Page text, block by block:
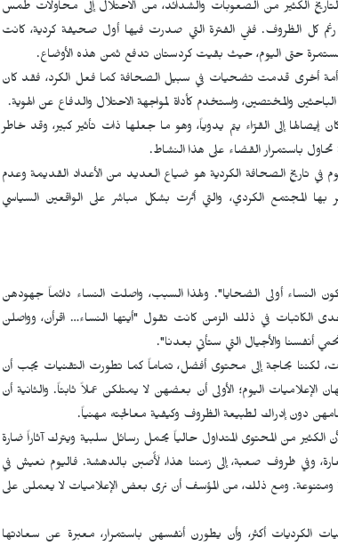
الكثير من الصعوبات والشدائد، من الاحتلال إلى محاولات طمس
كل الظروف. ففي الفترة التي صدرت فيها أول صحيفة كردية، كانت
حتى اليوم، حيث بقيت كردستان تدفع ثمن هذه الأوضاع.
أمة أخرى قدمت تضحيات في سبيل الصحافة كما فعل الكرد، فقد كان
والمختصين، واستخدم كأداة لمواجهة الاحتلال والدفاع عن الهوية.
إلى القرّاء يتم يدوياً، وهو ما جعلها ذات تأثير كبير، وقد خاطر
باستمرار القضاء على هذا النشاط.
في تاريخ الصحافة الكردية هو ضياع العديد من الأعداد القديمة وعدم
المجتمع الكردي، والتي أثرت بشكل مباشر على الواقعين السياسي
النساء أولى الضحايا". ولهذا السبب، واصلت النساء دائماً جهودهن
الكاتبات في ذلك الزمن كانت تقول "أيتها النساء… اقرأن، وواصلن
أنفسنا والأجيال التي ستأتي بعدنا".
لكننا بحاجة إلى محتوى أفضل، تماماً كما تطورت التقنيات يجب أن
اليوم؛ الأولى أن بعضهن لا يمتلكن عملاً ثابتاً. والثانية أن
دون إدراك لطبيعة الظروف وكيفية معالجته مهنياً.
الكثير من المحتوى المتداول حالياً يحمل رسائل سلبية ويترك آثاراً ضارة
وفي ظروف صعبة، إلى زمننا هذا، لَأُصبن بالدهشة. فاليوم نعيش في
ومتنوعة. ومع ذلك، من المؤسف أن نرى بعض الإعلاميات لا يعملن على
الكرديات أكثر، وأن يطورن أنفسهن باستمرار، معبرة عن سعادتها